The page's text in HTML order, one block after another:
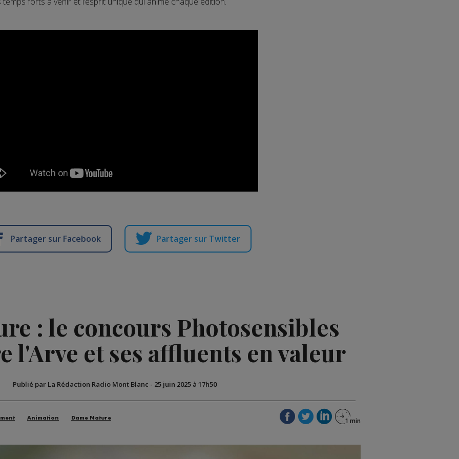
Partager sur Facebook Partager sur Twitter
: le concours Photosensibles
l'Arve et ses affluents en valeur
Publié par La Rédaction Radio Mont Blanc - 25 juin 2025 à 17h50
Animation Dame Nature